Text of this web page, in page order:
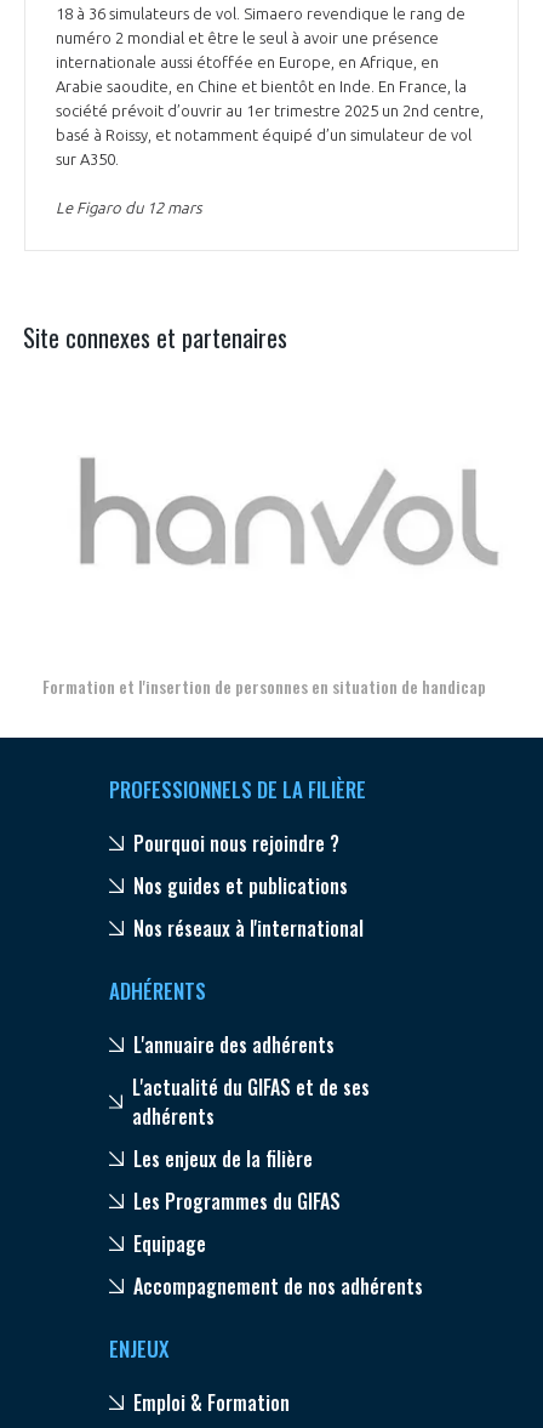
18 à 36 simulateurs de vol. Simaero revendique le rang de
numéro 2 mondial et être le seul à avoir une présence
internationale aussi étoffée en Europe, en Afrique, en
Arabie saoudite, en Chine et bientôt en Inde. En France, la
société prévoit d’ouvrir au 1er trimestre 2025 un 2nd centre,
basé à Roissy, et notamment équipé d’un simulateur de vol
sur A350.
Le Figaro du 12 mars
Site connexes et partenaires
Formation et l'insertion de personnes en situation de handicap
PROFESSIONNELS DE LA FILIÈRE
Pourquoi nous rejoindre ?
Nos guides et publications
Nos réseaux à l'international
ADHÉRENTS
L'annuaire des adhérents
L'actualité du GIFAS et de ses
adhérents
Les enjeux de la filière
Les Programmes du GIFAS
Equipage
Accompagnement de nos adhérents
ENJEUX
Emploi & Formation